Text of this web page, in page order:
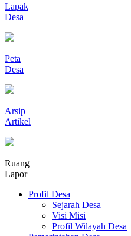
Lapak
Desa
Peta
Desa
Arsip
Artikel
Ruang
Lapor
Profil Desa
Sejarah Desa
Visi Misi
Profil Wilayah Desa